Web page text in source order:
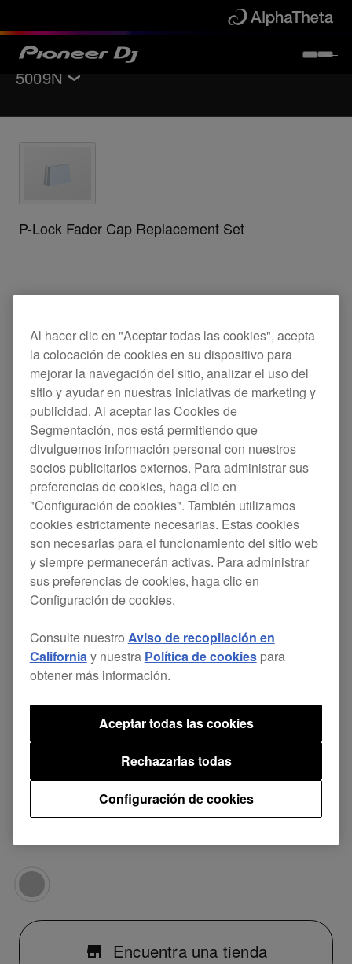
5009N
P-Lock Fader Cap Replacement Set
5009N
DJs can now purchase specially designed
replacement P-LOCK Fader caps, available in
black, white, and silver, to improve the user-
friendliness of many Pioneer mixers. They can
also be creative and unique by utilizing different
color fader caps to create a more customized look
for their mixers.
Each set containsthree complete capsof
the same color.
Each individual cap contains three pieces
that require assembly (includes instruction
Compatible with the following Pioneer DJM mixers
and DDJ controllers:
DJM-2000NXS
DJM-900NXS
DJM-900SRT
DJM-850
DJM-750
Encuentra una tienda
Al hacer clic en "Aceptar todas las cookies", acepta
la colocación de cookies en su dispositivo para
mejorar la navegación del sitio, analizar el uso del
sitio y ayudar en nuestras iniciativas de marketing y
publicidad. Al aceptar las Cookies de
Segmentación, nos está permitiendo que
divulguemos información personal con nuestros
socios publicitarios externos. Para administrar sus
preferencias de cookies, haga clic en
"Configuración de cookies". También utilizamos
cookies estrictamente necesarias. Estas cookies
son necesarias para el funcionamiento del sitio web
y siempre permanecerán activas. Para administrar
sus preferencias de cookies, haga clic en
Configuración de cookies.
Consulte nuestro Aviso de recopilación en
Californiay nuestra Política de cookiespara
obtener más información.
Configuración de cookies
Rechazarlas todas
Aceptar todas las cookies